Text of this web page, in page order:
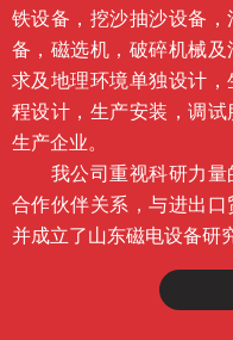
铁设备，挖沙抽沙设备
备，磁选机，破碎机械
求及地理环境单独设计，
程设计，生产安装，调
生产企业。
我公司重视科研力量
合作伙伴关系，与进出口
并成立了山东磁电设备研